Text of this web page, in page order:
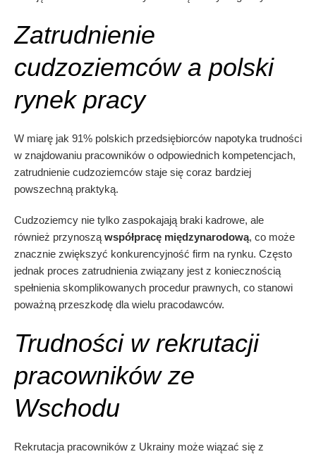
Zatrudnienie
cudzoziemców a polski
rynek pracy
W miarę jak 91% polskich przedsiębiorców napotyka trudności
w znajdowaniu pracowników o odpowiednich kompetencjach,
zatrudnienie cudzoziemców staje się coraz bardziej
powszechną praktyką.
Cudzoziemcy nie tylko zaspokajają braki kadrowe, ale
również przynoszą współpracę międzynarodową, co może
znacznie zwiększyć konkurencyjność firm na rynku. Często
jednak proces zatrudnienia związany jest z koniecznością
spełnienia skomplikowanych procedur prawnych, co stanowi
poważną przeszkodę dla wielu pracodawców.
Trudności w rekrutacji
pracowników ze
Wschodu
Rekrutacja pracowników z Ukrainy może wiązać się z